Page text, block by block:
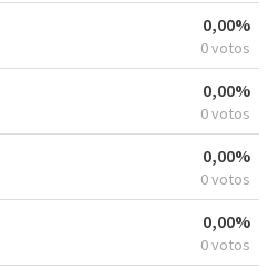
0,00%
0 votos
0,00%
0 votos
0,00%
0 votos
0,00%
0 votos